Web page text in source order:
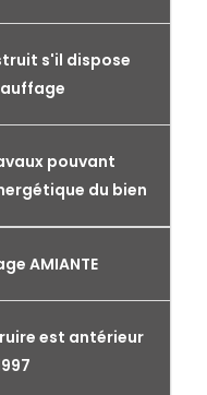
s'il dispose
pouvant
du bien
AMIANTE
est antérieur